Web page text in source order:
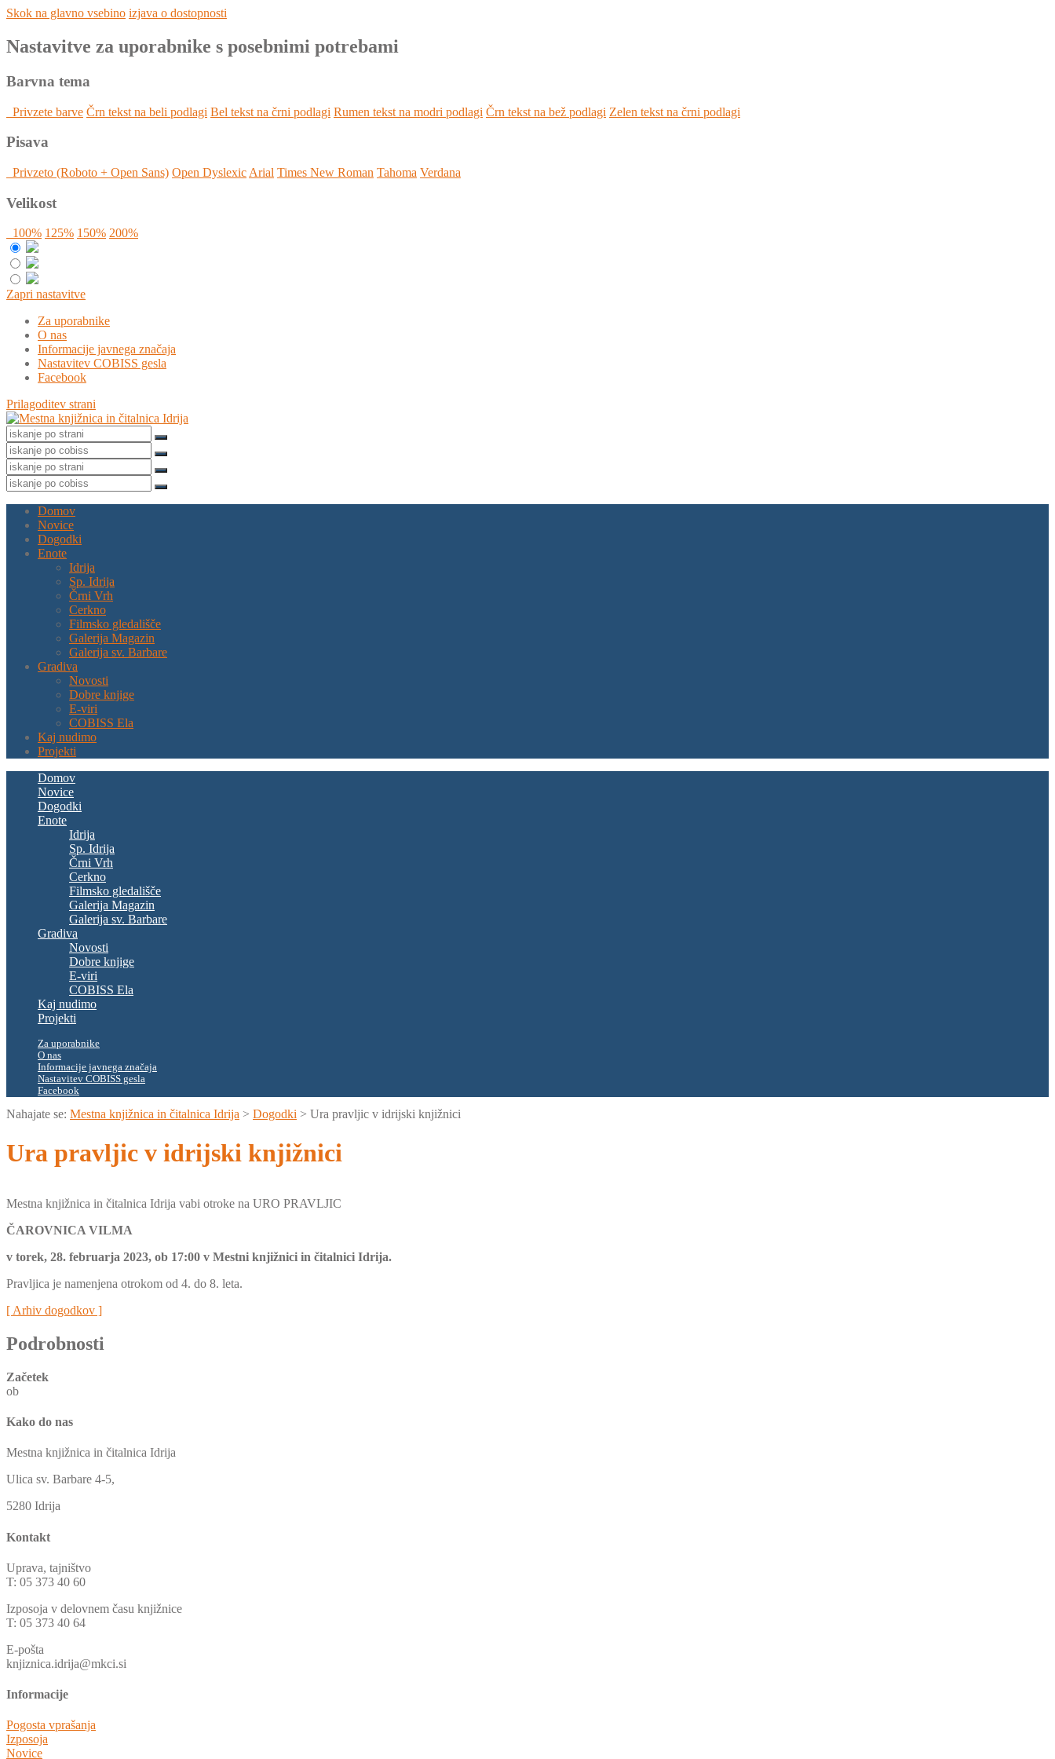
Skok na glavno vsebino izjava o dostopnosti
Nastavitve za uporabnike s posebnimi potrebami
Barvna tema
Privzete barve Črn tekst na beli podlagi Bel tekst na črni podlagi Rumen tekst na modri podlagi Črn tekst na bež podlagi Zelen tekst na črni podlagi
Pisava
Privzeto (Roboto + Open Sans) Open Dyslexic Arial Times New Roman Tahoma Verdana
Velikost
100% 125% 150% 200%
Zapri nastavitve
Za uporabnike
O nas
Informacije javnega značaja
Nastavitev COBISS gesla
Facebook
Prilagoditev strani
Domov
Novice
Dogodki
Enote
Idrija
Sp. Idrija
Črni Vrh
Cerkno
Filmsko gledališče
Galerija Magazin
Galerija sv. Barbare
Gradiva
Novosti
Dobre knjige
E-viri
COBISS Ela
Kaj nudimo
Projekti
Domov
Novice
Dogodki
Enote
Idrija
Sp. Idrija
Črni Vrh
Cerkno
Filmsko gledališče
Galerija Magazin
Galerija sv. Barbare
Gradiva
Novosti
Dobre knjige
E-viri
COBISS Ela
Kaj nudimo
Projekti
Za uporabnike
O nas
Informacije javnega značaja
Nastavitev COBISS gesla
Facebook
Nahajate se: Mestna knjižnica in čitalnica Idrija > Dogodki > Ura pravljic v idrijski knjižnici
Ura pravljic v idrijski knjižnici
Mestna knjižnica in čitalnica Idrija vabi otroke na URO PRAVLJIC
ČAROVNICA VILMA
v torek, 28. februarja 2023, ob 17:00 v Mestni knjižnici in čitalnici Idrija.
Pravljica je namenjena otrokom od 4. do 8. leta.
[ Arhiv dogodkov ]
Podrobnosti
Začetek
ob
Kako do nas
Mestna knjižnica in čitalnica Idrija
Ulica sv. Barbare 4-5,
5280 Idrija
Kontakt
Uprava, tajništvo
T: 05 373 40 60
Izposoja v delovnem času knjižnice
T: 05 373 40 64
E-pošta
knjiznica.idrija@mkci.si
Informacije
Pogosta vprašanja
Izposoja
Novice